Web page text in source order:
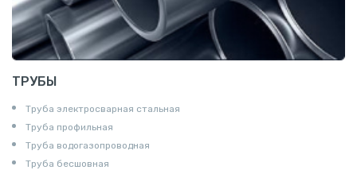
ТРУБЫ
Труба электросварная стальная
Труба профильная
Труба водогазопроводная
Труба бесшовная